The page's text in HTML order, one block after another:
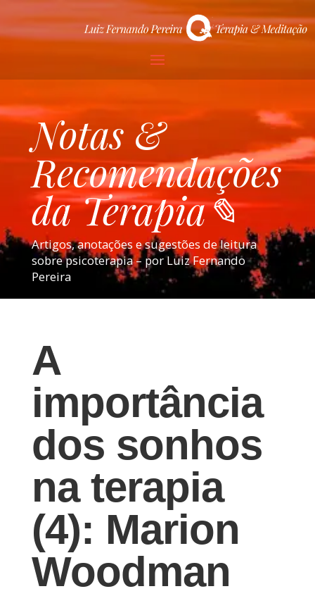
Notas &
Recomendações
da Terapia✎
Artigos, anotações e sugestões de leitura
sobre psicoterapia – por Luiz Fernando
Pereira
A
importância
dos sonhos
na terapia
(4): Marion
Woodman